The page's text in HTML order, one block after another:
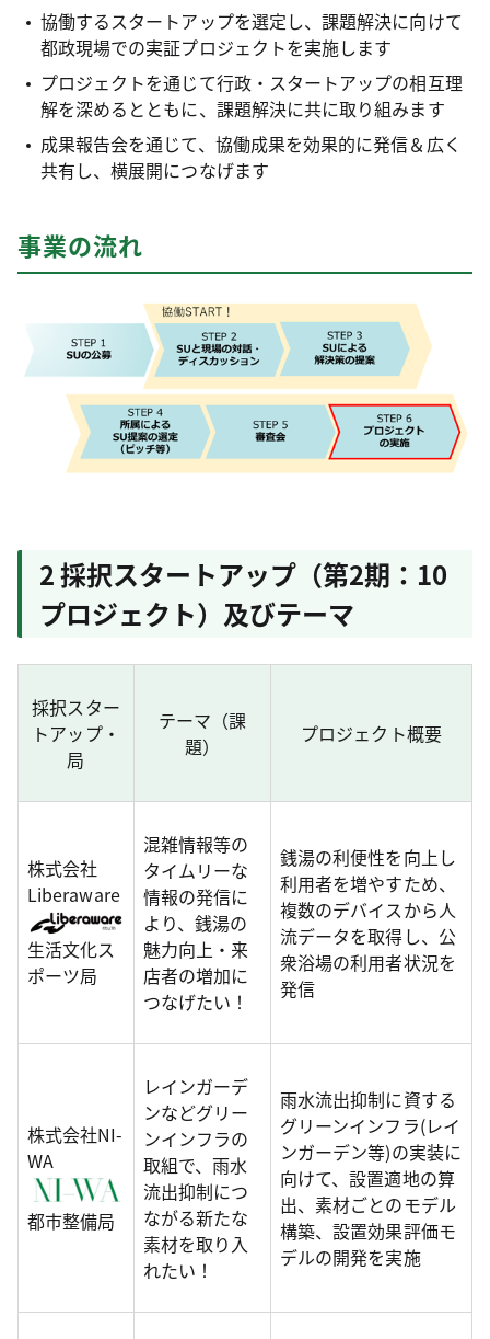
協働するスタートアップを選定し、課題解決に向けて
都政現場での実証プロジェクトを実施します
プロジェクトを通じて行政・スタートアップの相互理
解を深めるとともに、課題解決に共に取り組みます
成果報告会を通じて、協働成果を効果的に発信＆広く
共有し、横展開につなげます
事業の流れ
2 採択スタートアップ（第2期：10
プロジェクト）及びテーマ
採択スター
トアップ・
局
テーマ（課
題）
プロジェクト概要
株式会社
Liberaware
生活文化ス
ポーツ局
混雑情報等の
タイムリーな
情報の発信に
より、銭湯の
魅力向上・来
店者の増加に
つなげたい！
銭湯の利便性を向上し
利用者を増やすため、
複数のデバイスから人
流データを取得し、公
衆浴場の利用者状況を
発信
株式会社NI-
WA
都市整備局
レインガーデ
ンなどグリー
ンインフラの
取組で、雨水
流出抑制につ
ながる新たな
素材を取り入
れたい！
雨水流出抑制に資する
グリーンインフラ(レイ
ンガーデン等)の実装に
向けて、設置適地の算
出、素材ごとのモデル
構築、設置効果評価モ
デルの開発を実施